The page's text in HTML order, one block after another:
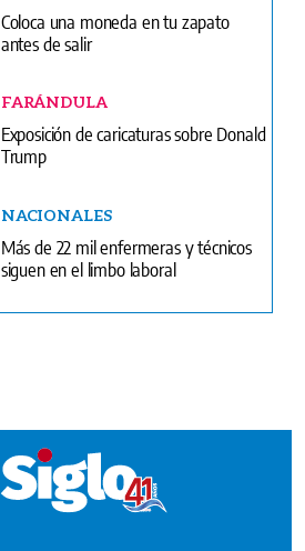
Coloca una moneda en tu zapato
antes de salir
FARÁNDULA
Exposición de caricaturas sobre Donald
Trump
NACIONALES
Más de 22 mil enfermeras y técnicos
siguen en el limbo laboral